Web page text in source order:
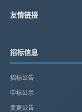
友情链接
招标信息
招标公告
中标公示
变更公告